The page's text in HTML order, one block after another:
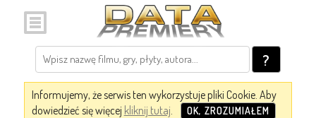
?
Informujemy, że serwis ten wykorzystuje pliki Cookie. Aby
dowiedzieć się więcej kliknij tutaj. OK, ZROZUMIAŁEM